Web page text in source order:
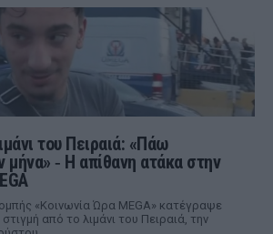
του Πειραιά: «Πάω
μήνα» ‑ Η απίθανη ατάκα στην
«Κοινωνία Ώρα MEGA» κατέγραψε
από το λιμάνι του Πειραιά, την